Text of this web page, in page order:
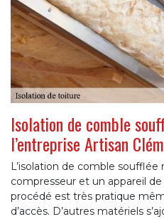
Isolation de comble
l’entreprise Artisan
L’isolation de comble soufflée
compresseur et un appareil
procédé est très pratique
d’accès. D’autres matériels